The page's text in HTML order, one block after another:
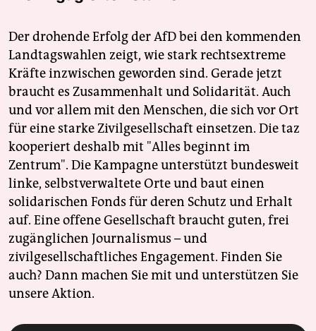
Der drohende Erfolg der AfD bei den kommenden
Landtagswahlen zeigt, wie stark rechtsextreme
Kräfte inzwischen geworden sind. Gerade jetzt
braucht es Zusammenhalt und Solidarität. Auch
und vor allem mit den Menschen, die sich vor Ort
für eine starke Zivilgesellschaft einsetzen. Die taz
kooperiert deshalb mit "Alles beginnt im
Zentrum". Die Kampagne unterstützt bundesweit
linke, selbstverwaltete Orte und baut einen
solidarischen Fonds für deren Schutz und Erhalt
auf. Eine offene Gesellschaft braucht guten, frei
zugänglichen Journalismus – und
zivilgesellschaftliches Engagement. Finden Sie
auch? Dann machen Sie mit und unterstützen Sie
unsere Aktion.